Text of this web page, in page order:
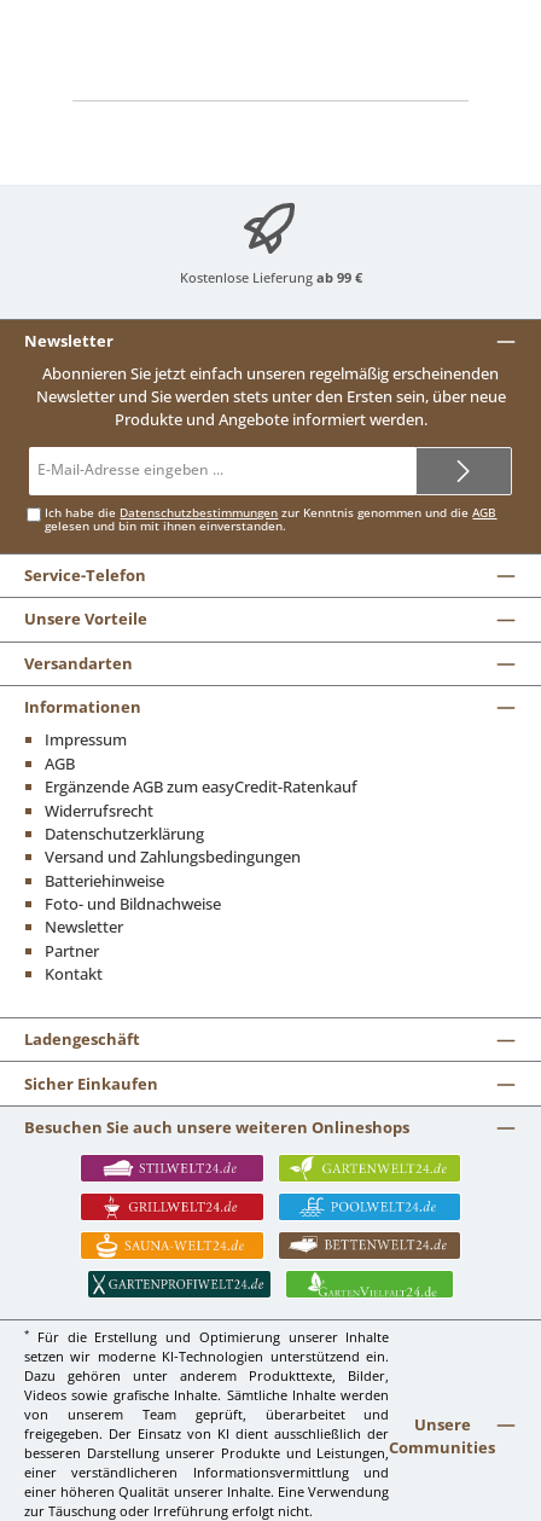
Kostenlose Lieferung ab 99 €
Newsletter
Abonnieren Sie jetzt einfach unseren regelmäßig erscheinenden
Newsletter und Sie werden stets unter den Ersten sein, über neue
Produkte und Angebote informiert werden.
Mail-
Ich habe die Datenschutzbestimmungen zur Kenntnis genommen und dieAGB
gelesen und bin mit ihnen einverstanden.
Service-Telefon
Unsere Vorteile
Versandarten
Informationen
Impressum
AGB
Ergänzende AGB zum easyCredit-Ratenkauf
Widerrufsrecht
Datenschutzerklärung
Versand und Zahlungsbedingungen
Batteriehinweise
Foto- und Bildnachweise
Newsletter
Partner
Kontakt
Ladengeschäft
Sicher Einkaufen
Besuchen Sie auch unsere weiteren Onlineshops
*
Für die Erstellung und Optimierung unserer Inhalte
setzen wir moderne KI-Technologien unterstützend ein.
Dazu gehören unter anderem Produkttexte, Bilder,
Videos sowie grafische Inhalte. Sämtliche Inhalte werden
von unserem Team geprüft, überarbeitet und
freigegeben. Der Einsatz von KI dient ausschließlich der
besseren Darstellung unserer Produkte und Leistungen,
einer verständlicheren Informationsvermittlung und
einer höheren Qualität unserer Inhalte. Eine Verwendung
zur Täuschung oder Irreführung erfolgt nicht.
Unsere
Communities